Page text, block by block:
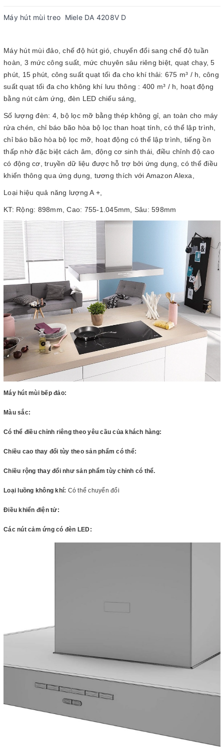
Máy hút mùi treo Miele DA 4208V D
Máy hút mùi đảo, chế độ hút gió, chuyển đổi sang chế độ tuần
hoàn, 3 mức công suất, mức chuyên sâu riêng biệt, quạt chạy, 5
phút, 15 phút, công suất quạt tối đa cho khí thải: 675 m³ / h, công
suất quạt tối đa cho không khí lưu thông : 400 m³ / h, hoạt động
bằng nút cảm ứng, đèn LED chiếu sáng,
Số lượng đèn: 4, bộ lọc mỡ bằng thép không gỉ, an toàn cho máy
rửa chén, chỉ báo bão hòa bộ lọc than hoạt tính, có thể lập trình,
chỉ báo bão hòa bộ lọc mỡ, hoạt động có thể lập trình, tiếng ồn
thấp nhờ đặc biệt cách âm, động cơ sinh thái, điều chỉnh độ cao
có động cơ, truyền dữ liệu được hỗ trợ bởi ứng dụng, có thể điều
khiển thông qua ứng dụng, tương thích với Amazon Alexa,
Loại hiệu quả năng lượng A +,
KT: Rộng: 898mm, Cao: 755-1.045mm, Sâu: 598mm
Máy hút mùi bếp đảo:
Màu sắc:
Có thể điều chỉnh riêng theo yêu cầu của khách hàng:
Chiều cao thay đổi tùy theo sản phẩm có thể:
Chiều rộng thay đổi như sản phẩm tùy chỉnh có thể.
Loại luồng không khí: Có thể chuyển đổi
Điều khiển điện tử:
Các nút cảm ứng có đèn LED: